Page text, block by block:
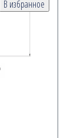
В избранное